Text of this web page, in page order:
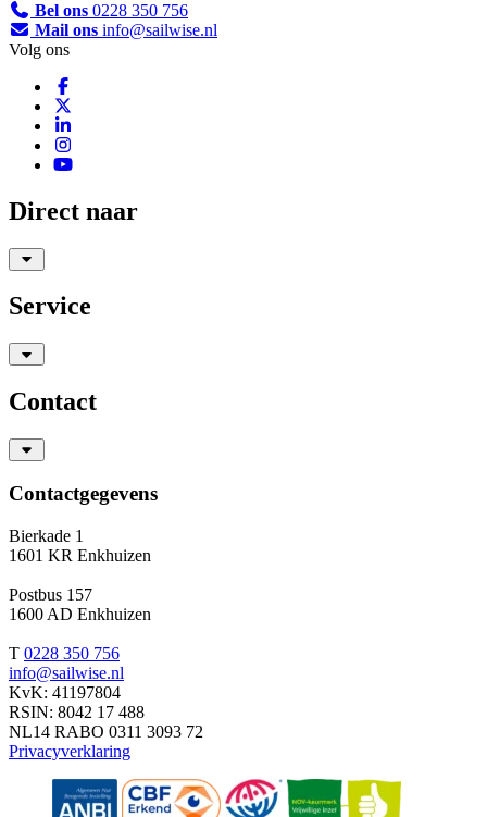
Bel ons 0228 350 756
Mail ons info@sailwise.nl
Volg ons
Direct naar
Service
Contact
Contactgegevens
Bierkade 1
1601 KR Enkhuizen
Postbus 157
1600 AD Enkhuizen
T 0228 350 756
info@sailwise.nl
KvK: 41197804
RSIN: 8042 17 488
NL14 RABO 0311 3093 72
Privacyverklaring